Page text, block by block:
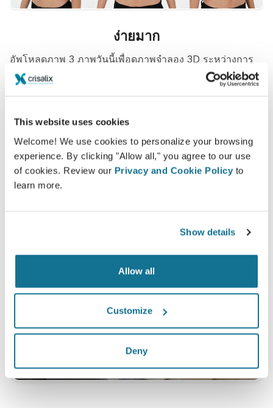
This website uses cookies
Welcome! We use cookies to personalize your browsing
experience. By clicking "Allow all," you agree to our use
of cookies. Review our Privacy and Cookie Policy to
learn more.
Show details
Allow all
Customize
Deny
ง่ายมาก
อัพโหลดภาพ 3 ภาพวันนี้เพื่อดูภาพจำลอง 3D ระหว่างการ
นัดหมายครั้งต่อไปกับ
Alexandre PRUD'HOMMEก่อน
เพื่อน ๆ ของคุณดูเพื่อช่วยในการตัดสินใจมากขึ้น
พบคุณคนใหม่ทันที!